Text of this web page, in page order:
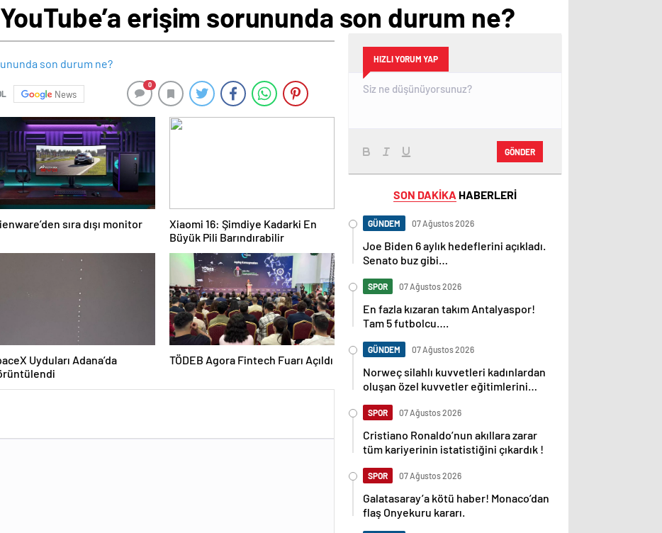
erişim sorununda son durum ne?
News
0
sıra dışı monitor
Xiaomi 16: Şimdiye Kadarki En
Büyük Pili Barındırabilir
Uyduları Adana’da
TÖDEB Agora Fintech Fuarı Açıldı
HIZLI YORUM YAP
GÖNDER
SON DAKİKA HABERLERİ
GÜNDEM 07 Ağustos 2026
Joe Biden 6 aylık hedeflerini açıkladı.
Senato buz gibi…
SPOR 07 Ağustos 2026
En fazla kızaran takım Antalyaspor!
Tam 5 futbolcu….
GÜNDEM 07 Ağustos 2026
Norweç silahlı kuvvetleri kadınlardan
oluşan özel kuvvetler eğitimlerini
SPOR 07 Ağustos 2026
Cristiano Ronaldo’nun akıllara zarar
tüm kariyerinin istatistiğini çıkardık !
SPOR 07 Ağustos 2026
Galatasaray’a kötü haber! Monaco’dan
flaş Onyekuru kararı.